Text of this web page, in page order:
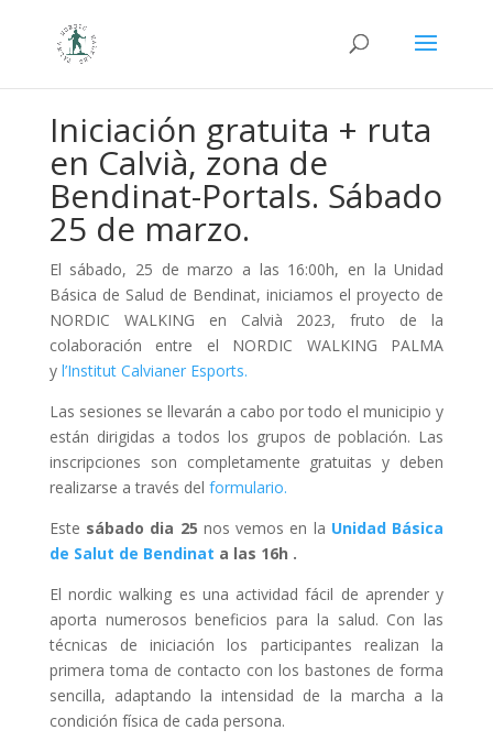
Iniciación gratuita + ruta
en Calvià, zona de
Bendinat-Portals. Sábado
25 de marzo.
El sábado, 25 de marzo a las 16:00h, en la Unidad
Básica de Salud de Bendinat, iniciamos el proyecto de
NORDIC WALKING en Calvià 2023, fruto de la
colaboración entre el NORDIC WALKING PALMA
y l’Institut Calvianer Esports.
Las sesiones se llevarán a cabo por todo el municipio y
están dirigidas a todos los grupos de población. Las
inscripciones son completamente gratuitas y deben
realizarse a través del formulario.
Este sábado dia 25 nos vemos en la Unidad Básica
de Salut de Bendinat a las 16h .
El nordic walking es una actividad fácil de aprender y
aporta numerosos beneficios para la salud. Con las
técnicas de iniciación los participantes realizan la
primera toma de contacto con los bastones de forma
sencilla, adaptando la intensidad de la marcha a la
condición física de cada persona.